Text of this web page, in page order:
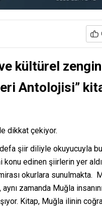
kültürel
Antolojisi”
dikkat çekiyor.
defa şiir diliyle okuyucuyla
edinen şiirlerin yer
okurlara sunulmakta.
zamanda Muğla
Kitap, Muğla ilinin